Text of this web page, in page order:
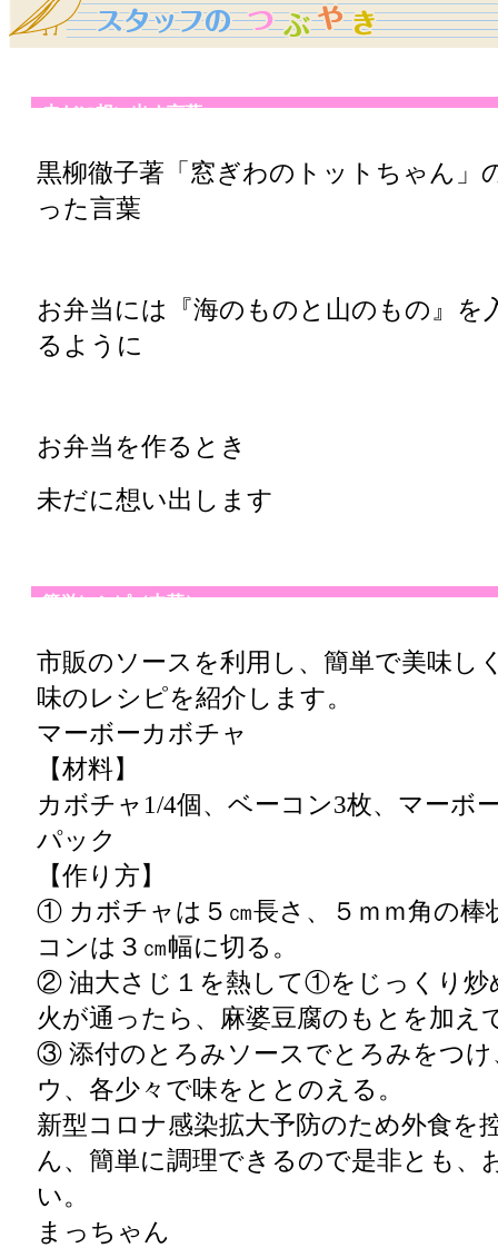
未だに想い出す言葉
黒柳徹子著「窓ぎわのトットちゃん」
った言葉
お弁当には『海のものと山のもの』を
るように
お弁当を作るとき
未だに想い出します
簡単レシピ（中華）
市販のソースを利用し、簡単で美味し
味のレシピを紹介します。
マーボーカボチャ
【材料】
カボチャ1/4個、ベーコン3枚、マーボ
パック
【作り方】
① カボチャは５㎝長さ、５ｍｍ角の棒
コンは３㎝幅に切る。
② 油大さじ１を熱して①をじっくり炒
火が通ったら、麻婆豆腐のもとを加え
③ 添付のとろみソースでとろみをつけ
ウ、各少々で味をととのえる。
新型コロナ感染拡大予防のため外食を
ん、簡単に調理できるので是非とも、
い。
まっちゃん